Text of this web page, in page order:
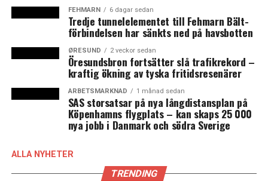
FEHMARN 6 dagar sedan
Tredje tunnelelementet till Fehmarn Bält-
förbindelsen har sänkts ned på havsbotten
ØRESUND 2 veckor sedan
Öresundsbron fortsätter slå trafikrekord –
kraftig ökning av tyska fritidsresenärer
ARBETSMARKNAD 1 månad sedan
SAS storsatsar på nya långdistansplan på
Köpenhamns flygplats – kan skaps 25 000
nya jobb i Danmark och södra Sverige
ALLA NYHETER
TRENDING